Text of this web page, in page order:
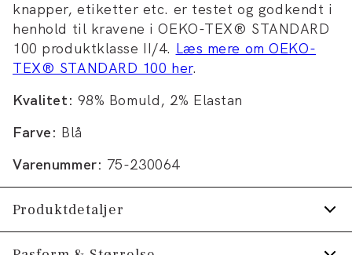
knapper, etiketter etc. er testet og godkendt i
henhold til kravene i OEKO-TEX® STANDARD
100 produktklasse II/4. Læs mere om OEKO-
TEX® STANDARD 100 her.
Kvalitet: 98% Bomuld, 2% Elastan
Farve: Blå
Varenummer: 75-230064
Produktdetaljer